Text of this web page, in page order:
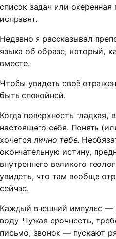
список задач или охеренная
исправят.
Недавно я рассказывал
языка об образе, который,
вместе.
Чтобы увидеть своё
быть спокойной.
Когда поверхность гладкая,
настоящего себя. Понять
хочется лично тебе.
окончательную истину,
внутреннего великого
увидеть, что там вообще
сейчас.
Каждый внешний импульс —
воду. Чужая срочность,
письмо, звонок — пускают